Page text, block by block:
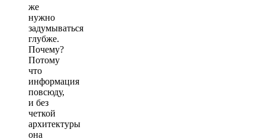
же
нужно
задумываться
глубже.
Почему?
Потому
что
информация
повсюду,
и без
четкой
архитектуры
она